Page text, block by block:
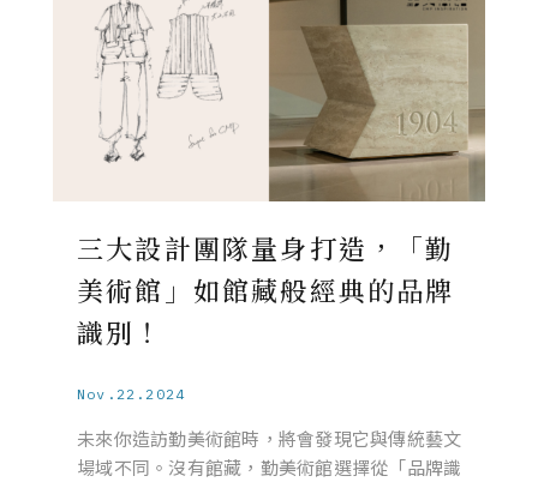
三大設計團隊量身打造，「勤
美術館」如館藏般經典的品牌
識別！
Nov.22.2024
未來你造訪勤美術館時，將會發現它與傳統藝文
場域不同。沒有館藏，勤美術館選擇從「品牌識